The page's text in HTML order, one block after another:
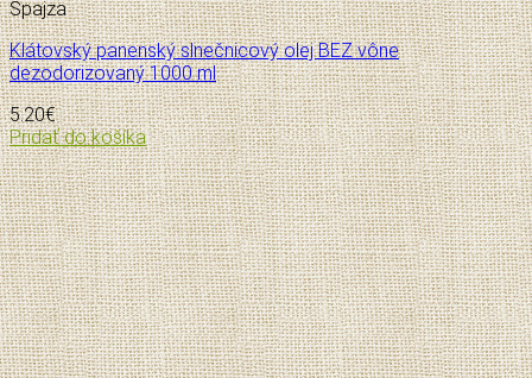
Špajza
Klátovský panenský slnečnicový olej BEZ vône
dezodorizovaný 1000 ml
5.20€
Pridať do košíka